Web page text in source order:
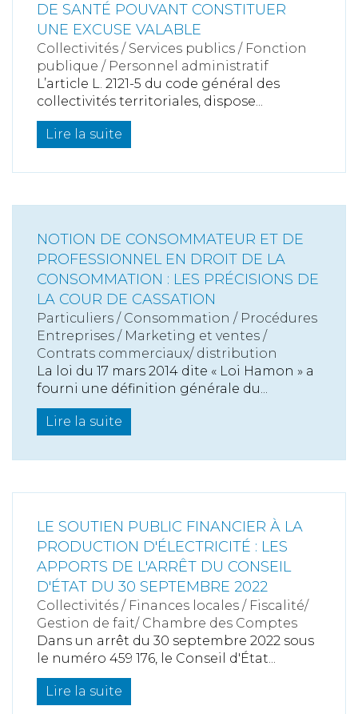
DE SANTÉ POUVANT CONSTITUER
UNE EXCUSE VALABLE
Collectivités / Services publics / Fonction
publique / Personnel administratif
L’article L. 2121-5 du code général des
collectivités territoriales, dispose...
Lire la suite
NOTION DE CONSOMMATEUR ET DE
PROFESSIONNEL EN DROIT DE LA
CONSOMMATION : LES PRÉCISIONS DE
LA COUR DE CASSATION
Particuliers / Consommation / Procédures
Entreprises / Marketing et ventes /
Contrats commerciaux/ distribution
La loi du 17 mars 2014 dite « Loi Hamon » a
fourni une définition générale du...
Lire la suite
LE SOUTIEN PUBLIC FINANCIER À LA
PRODUCTION D'ÉLECTRICITÉ : LES
APPORTS DE L'ARRÊT DU CONSEIL
D'ÉTAT DU 30 SEPTEMBRE 2022
Collectivités / Finances locales / Fiscalité/
Gestion de fait/ Chambre des Comptes
Dans un arrêt du 30 septembre 2022 sous
le numéro 459 176, le Conseil d'État...
Lire la suite